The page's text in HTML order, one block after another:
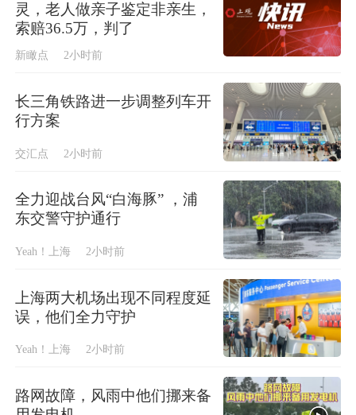
灵，老人做亲子鉴定非亲生，
索赔36.5万，判了
新瞰点 2小时前
长三角铁路进一步调整列车开
行方案
交汇点 2小时前
全力迎战台风“白海豚” ，浦
东交警守护通行
Yeah！上海 2小时前
上海两大机场出现不同程度延
误，他们全力守护
Yeah！上海 2小时前
路网故障，风雨中他们挪来备